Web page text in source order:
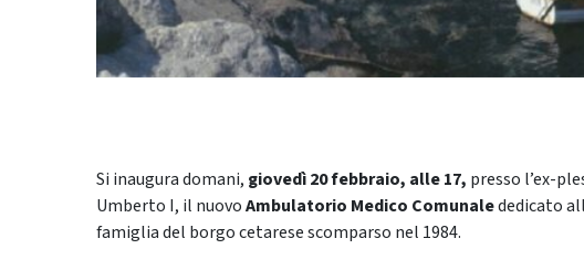
Si inaugura domani, giovedì 20 febbraio, alle 17, presso l’ex-
Umberto I, il nuovoAmbulatorio Medico Comunalededicato
famiglia del borgo cetarese scomparso nel 1984.